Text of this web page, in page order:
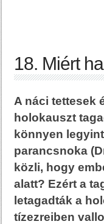
18. Miért
A náci tettesek
holokauszt
könnyen
parancsnoka
közli, hogy
alatt? Ezért a
letagadták a
tízezreiben